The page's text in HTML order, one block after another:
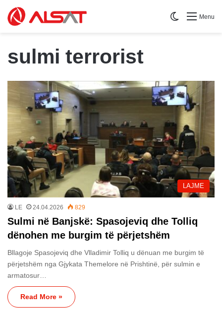
Menu
Switch skin
sulmi terrorist
LAJME
LE 24.04.2026 829
Sulmi në Banjskë: Spasojeviq dhe Tolliq
dënohen me burgim të përjetshëm
Bllagoje Spasojeviq dhe Vlladimir Tolliq u dënuan me burgim të
përjetshëm nga Gjykata Themelore në Prishtinë, për sulmin e
armatosur…
Read More »